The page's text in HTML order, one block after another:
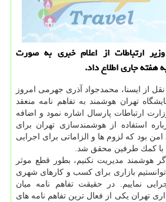
ارتباطات از اعلام خبری به صورت
هفته جاری اطلاع داد.
نقل از ایسنا، محمدجواد آذری جهرمی امروز
تهران هوشمند به تفاهم نامه منعقد
ارتباطات پارسال اشاره نمود و اضافه
استفاده از هوشمندسازی تهران برای
بود كه لزوم ها و الزاماتی برای اجرایی
كمك طرفین محقق شد.
هوشمند مدیریت نكنیم، بطور قطع موثر
توانستیم بازاری برای كسب و كارهای شهری
نماییم. در حقیقت تفاهم نامه میان
تهران یكی از فعال ترین تفاهم نامه های